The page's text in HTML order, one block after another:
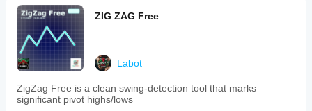
Standardwert
Gruppe: Filter
ADX-Filter aktivieren 🚦
Beschreibung: Wenn
includes
parameters
fully
active
for
The
trial
ZIG ZAG Free
Labot
ZigZag Free is a clean swing-detection tool that marks
significant pivot highs/lows